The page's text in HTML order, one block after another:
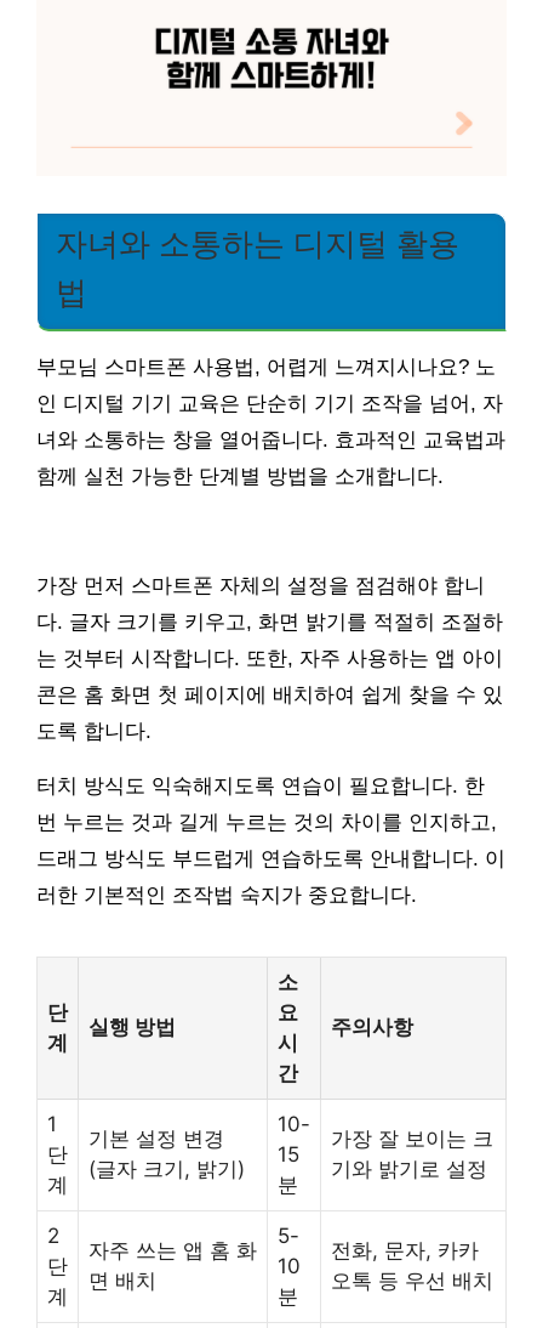
자녀와 소통하는 디지털 활용
법
부모님 스마트폰 사용법, 어렵게 느껴지시나요? 노
인 디지털 기기 교육은 단순히 기기 조작을 넘어, 자
녀와 소통하는 창을 열어줍니다. 효과적인 교육법과
함께 실천 가능한 단계별 방법을 소개합니다.
가장 먼저 스마트폰 자체의 설정을 점검해야 합니
다. 글자 크기를 키우고, 화면 밝기를 적절히 조절하
는 것부터 시작합니다. 또한, 자주 사용하는 앱 아이
콘은 홈 화면 첫 페이지에 배치하여 쉽게 찾을 수 있
도록 합니다.
터치 방식도 익숙해지도록 연습이 필요합니다. 한
번 누르는 것과 길게 누르는 것의 차이를 인지하고,
드래그 방식도 부드럽게 연습하도록 안내합니다. 이
러한 기본적인 조작법 숙지가 중요합니다.
단
계
실행 방법
소
요
시
간
주의사항
1
단
계
기본 설정 변경
(글자 크기, 밝기)
10-
15
분
가장 잘 보이는 크
기와 밝기로 설정
2
단
계
자주 쓰는 앱 홈 화
면 배치
5-
10
분
전화, 문자, 카카
오톡 등 우선 배치